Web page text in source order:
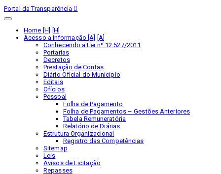
Portal da Transparência
Home [H]
Acesso a Informação [A]
Conhecendo a Lei nº 12.527/2011
Portarias
Decretos
Prestação de Contas
Diário Oficial do Município
Editais
Ofícios
Pessoal
Folha de Pagamento
Folha de Pagamentos – Gestões Anteriores
Tabela Remuneratória
Relatório de Diárias
Estrutura Organizacional
Registro das Competências
Sitemap
Leis
Avisos de Licitação
Repasses